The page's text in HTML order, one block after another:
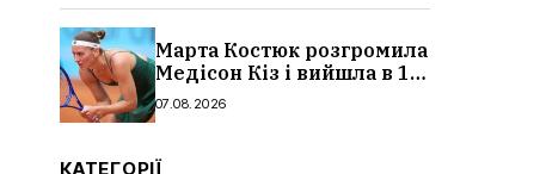
Марта Костюк розгромила
Медісон Кіз і вийшла в 1/8
фіналу Торонто: результат
07.08.2026
КАТЕГОРІЇ